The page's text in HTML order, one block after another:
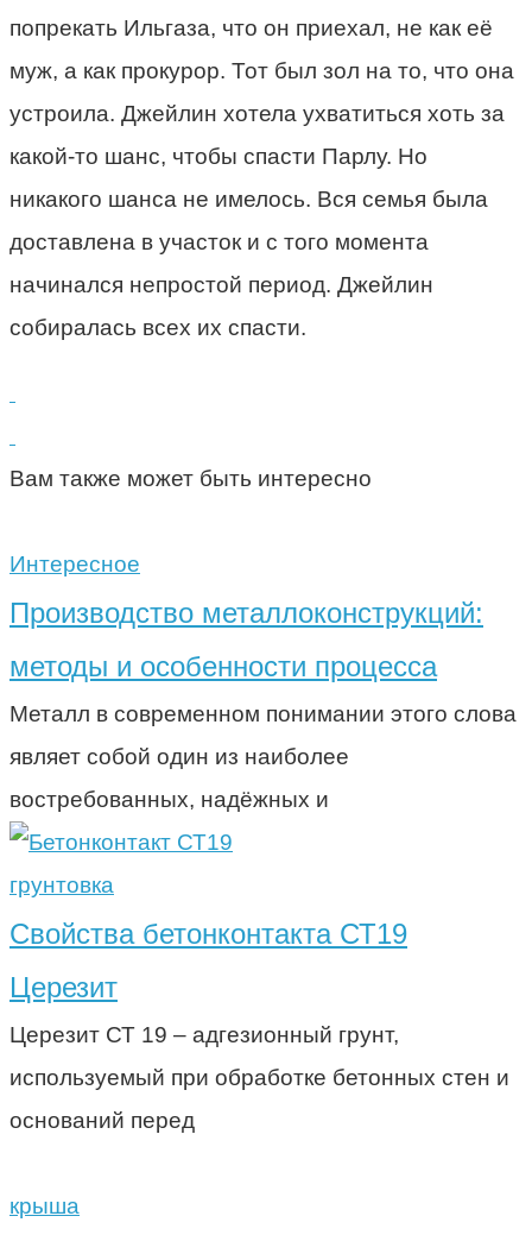
попрекать Ильгаза, что он приехал, не как её
муж, а как прокурор. Тот был зол на то, что она
устроила. Джейлин хотела ухватиться хоть за
какой-то шанс, чтобы спасти Парлу. Но
никакого шанса не имелось. Вся семья была
доставлена в участок и с того момента
начинался непростой период. Джейлин
собиралась всех их спасти.
Вам также может быть интересно
Интересное
Производство металлоконструкций:
методы и особенности процесса
Металл в современном понимании этого слова
являет собой один из наиболее
востребованных, надёжных и
грунтовка
Свойства бетонконтакта СТ19
Церезит
Церезит СТ 19 – адгезионный грунт,
используемый при обработке бетонных стен и
оснований перед
крыша